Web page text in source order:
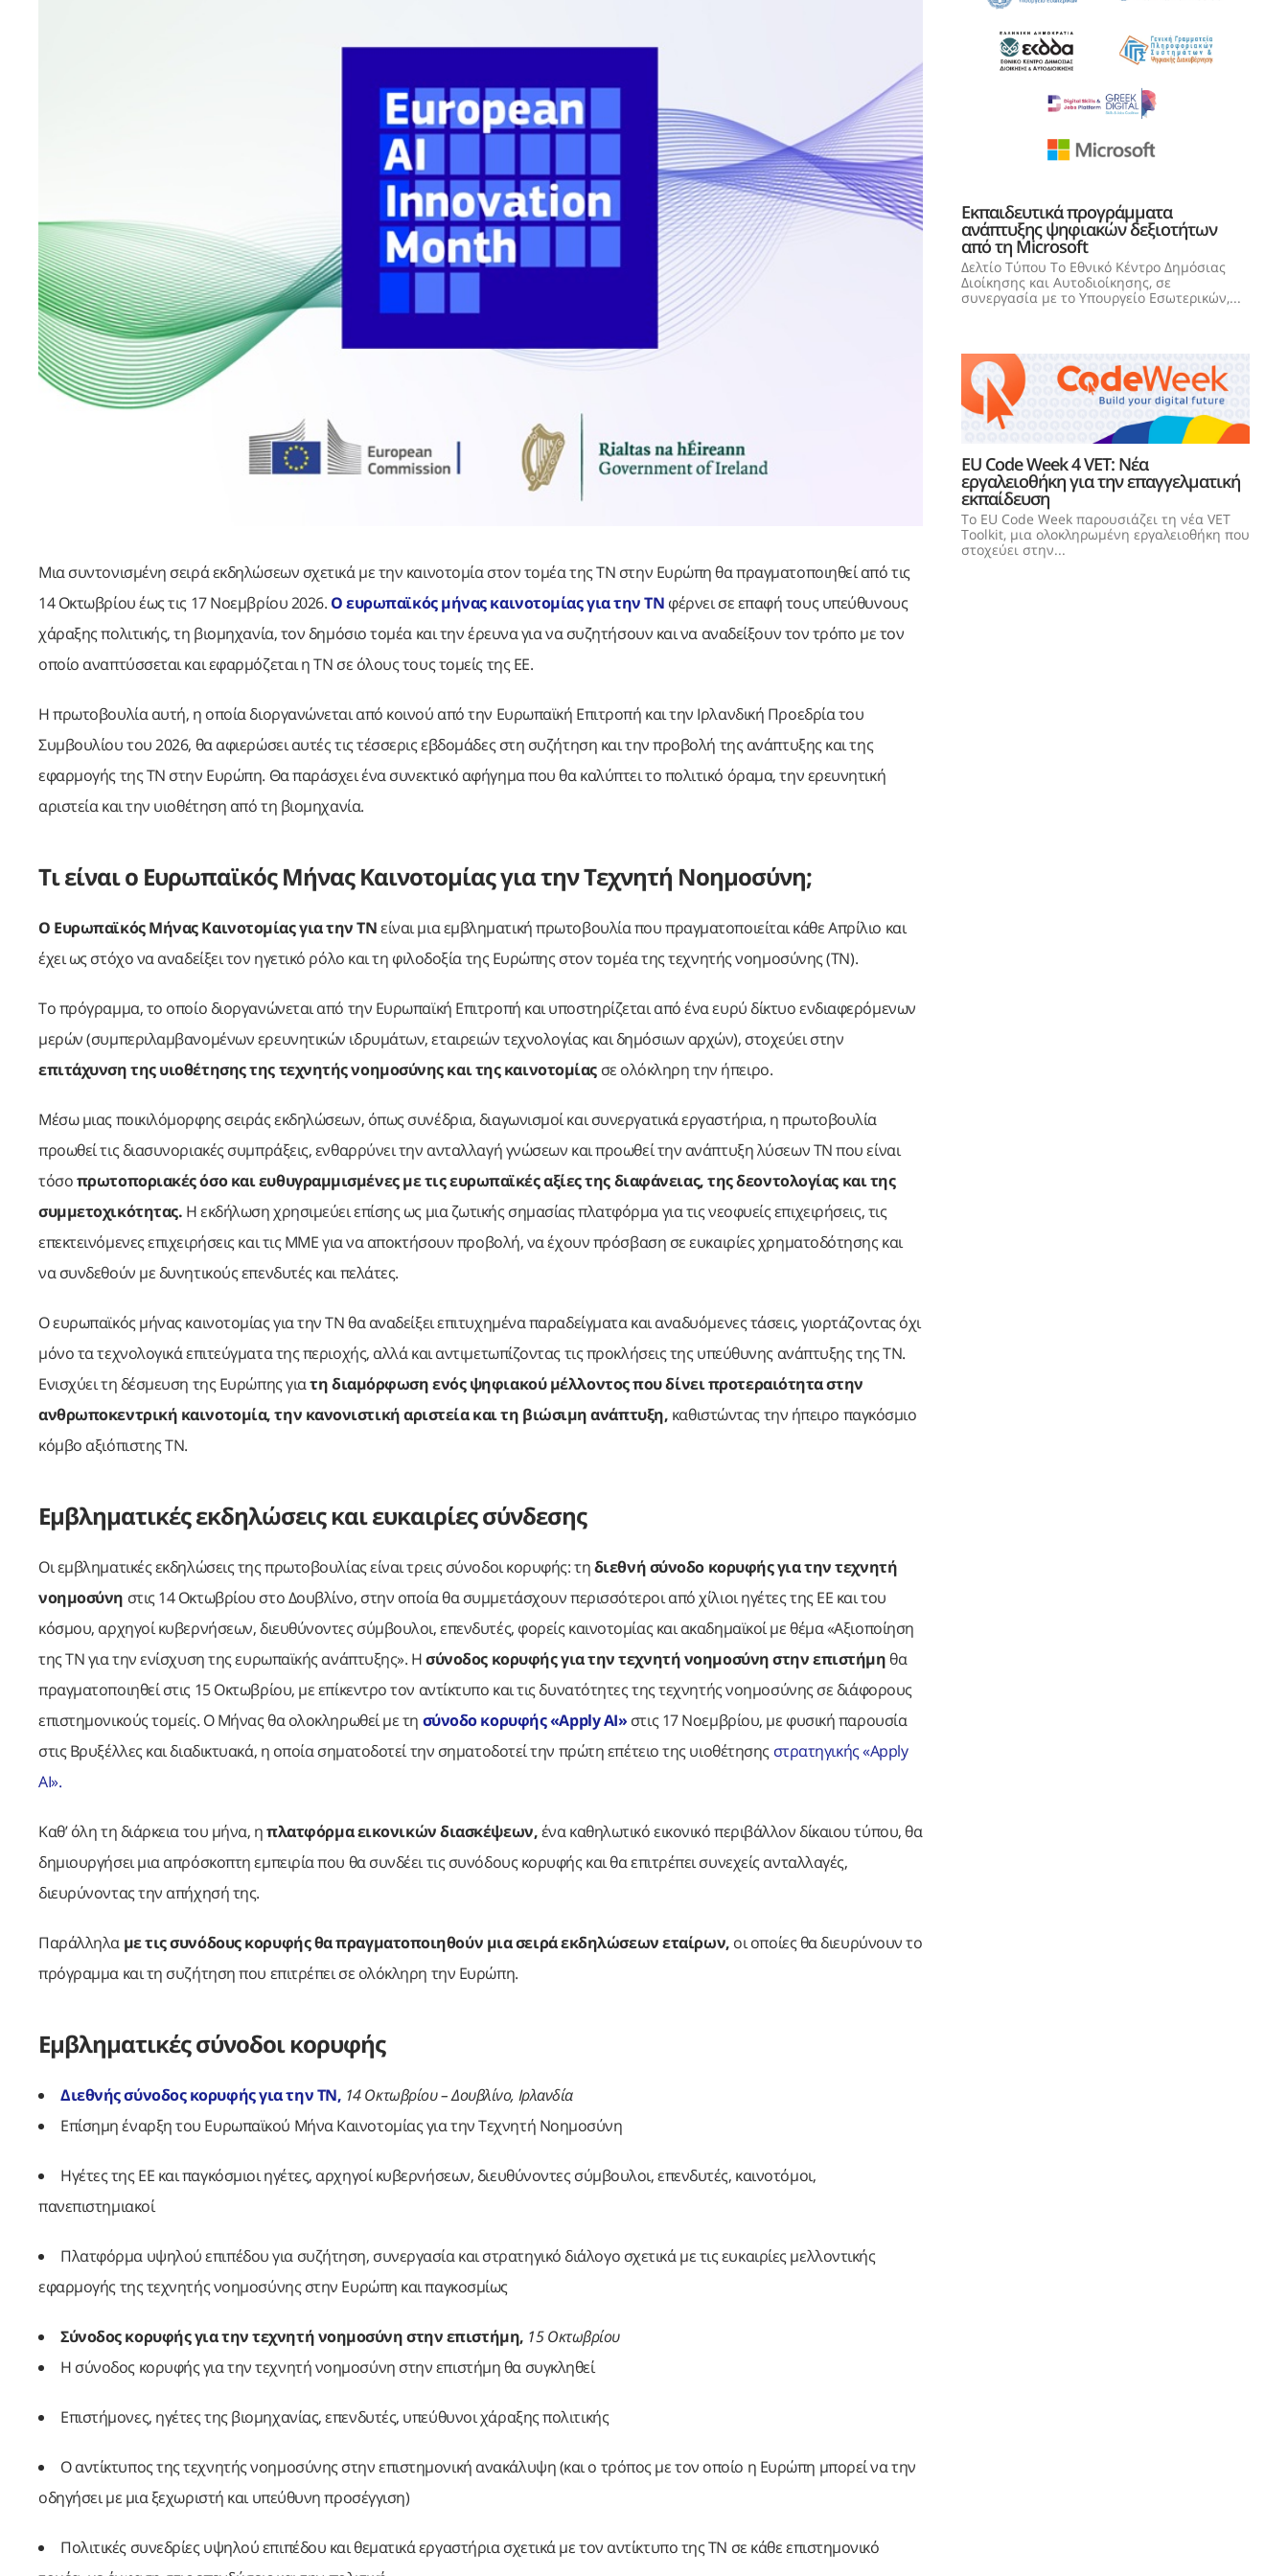
Μια συντονισμένη σειρά εκδηλώσεων σχετικά με την καινοτομία στον τομέα της ΤΝ στην Ευρώπη θα πραγματοποιηθεί από τις
14 Οκτωβρίου έως τις 17 Νοεμβρίου 2026. Ο ευρωπαϊκός μήνας καινοτομίας για την ΤΝ φέρνει σε επαφή τους υπεύθυνους
χάραξης πολιτικής, τη βιομηχανία, τον δημόσιο τομέα και την έρευνα για να συζητήσουν και να αναδείξουν τον τρόπο με τον
οποίο αναπτύσσεται και εφαρμόζεται η ΤΝ σε όλους τους τομείς της ΕΕ.
Η πρωτοβουλία αυτή, η οποία διοργανώνεται από κοινού από την Ευρωπαϊκή Επιτροπή και την Ιρλανδική Προεδρία του
Συμβουλίου του 2026, θα αφιερώσει αυτές τις τέσσερις εβδομάδες στη συζήτηση και την προβολή της ανάπτυξης και της
εφαρμογής της ΤΝ στην Ευρώπη. Θα παράσχει ένα συνεκτικό αφήγημα που θα καλύπτει το πολιτικό όραμα, την ερευνητική
αριστεία και την υιοθέτηση από τη βιομηχανία.
Τι είναι ο Ευρωπαϊκός Μήνας Καινοτομίας για την Τεχνητή Νοημοσύνη;
Ο Ευρωπαϊκός Μήνας Καινοτομίας για την ΤΝείναι μια εμβληματική πρωτοβουλία που πραγματοποιείται κάθε Απρίλιο και
έχει ως στόχο να αναδείξει τον ηγετικό ρόλο και τη φιλοδοξία της Ευρώπης στον τομέα της τεχνητής νοημοσύνης (ΤΝ).
Το πρόγραμμα, το οποίο διοργανώνεται από την Ευρωπαϊκή Επιτροπή και υποστηρίζεται από ένα ευρύ δίκτυο ενδιαφερόμενων
μερών (συμπεριλαμβανομένων ερευνητικών ιδρυμάτων, εταιρειών τεχνολογίας και δημόσιων αρχών), στοχεύει στην
επιτάχυνση της υιοθέτησης της τεχνητής νοημοσύνης και της καινοτομίαςσε ολόκληρη την ήπειρο.
Μέσω μιας ποικιλόμορφης σειράς εκδηλώσεων, όπως συνέδρια, διαγωνισμοί και συνεργατικά εργαστήρια, η πρωτοβουλία
προωθεί τις διασυνοριακές συμπράξεις, ενθαρρύνει την ανταλλαγή γνώσεων και προωθεί την ανάπτυξη λύσεων ΤΝ που είναι
τόσοπρωτοποριακές όσο και ευθυγραμμισμένες με τις ευρωπαϊκές αξίες της διαφάνειας, της δεοντολογίας και της
συμμετοχικότητας. Η εκδήλωση χρησιμεύει επίσης ως μια ζωτικής σημασίας πλατφόρμα για τις νεοφυείς επιχειρήσεις, τις
επεκτεινόμενες επιχειρήσεις και τις ΜΜΕ για να αποκτήσουν προβολή, να έχουν πρόσβαση σε ευκαιρίες χρηματοδότησης και
να συνδεθούν με δυνητικούς επενδυτές και πελάτες.
Ο ευρωπαϊκός μήνας καινοτομίας για την ΤΝ θα αναδείξει επιτυχημένα παραδείγματα και αναδυόμενες τάσεις, γιορτάζοντας όχι
μόνο τα τεχνολογικά επιτεύγματα της περιοχής, αλλά και αντιμετωπίζοντας τις προκλήσεις της υπεύθυνης ανάπτυξης της ΤΝ.
Ενισχύει τη δέσμευση της Ευρώπης γιατη διαμόρφωση ενός ψηφιακού μέλλοντος που δίνει προτεραιότητα στην
ανθρωποκεντρική καινοτομία, την κανονιστική αριστεία και τη βιώσιμη ανάπτυξη, καθιστώντας την ήπειρο παγκόσμιο
κόμβο αξιόπιστης ΤΝ.
Εμβληματικές εκδηλώσεις και ευκαιρίες σύνδεσης
Οι εμβληματικές εκδηλώσεις της πρωτοβουλίας είναι τρεις σύνοδοι κορυφής: τηδιεθνή σύνοδο κορυφής για την τεχνητή
νοημοσύνη στις 14 Οκτωβρίου στο Δουβλίνο, στην οποία θα συμμετάσχουν περισσότεροι από χίλιοι ηγέτες της ΕΕ και του
κόσμου, αρχηγοί κυβερνήσεων, διευθύνοντες σύμβουλοι, επενδυτές, φορείς καινοτομίας και ακαδημαϊκοί με θέμα «Αξιοποίηση
της ΤΝ για την ενίσχυση της ευρωπαϊκής ανάπτυξης». Ησύνοδος κορυφής για την τεχνητή νοημοσύνη στην επιστήμη θα
πραγματοποιηθεί στις 15 Οκτωβρίου, με επίκεντρο τον αντίκτυπο και τις δυνατότητες της τεχνητής νοημοσύνης σε διάφορους
επιστημονικούς τομείς. Ο Μήνας θα ολοκληρωθεί με τη σύνοδο κορυφής «Apply AI» στις 17 Νοεμβρίου, με φυσική παρουσία
στις Βρυξέλλες και διαδικτυακά, η οποία σηματοδοτεί την σηματοδοτεί την πρώτη επέτειο της υιοθέτησης στρατηγικής «Apply
AI».
Καθ’ όλη τη διάρκεια του μήνα, ηπλατφόρμα εικονικών διασκέψεων,ένα καθηλωτικό εικονικό περιβάλλον δίκαιου τύπου, θα
δημιουργήσει μια απρόσκοπτη εμπειρία που θα συνδέει τις συνόδους κορυφής και θα επιτρέπει συνεχείς ανταλλαγές,
διευρύνοντας την απήχησή της.
Παράλληλα με τις συνόδους κορυφής θα πραγματοποιηθούν μια σειρά εκδηλώσεων εταίρων, οι οποίες θα διευρύνουν το
πρόγραμμα και τη συζήτηση που επιτρέπει σε ολόκληρη την Ευρώπη.
Εμβληματικές σύνοδοι κορυφής
Διεθνής σύνοδος κορυφής για την ΤΝ, 14 Οκτωβρίου – Δουβλίνο, Ιρλανδία
Επίσημη έναρξη του Ευρωπαϊκού Μήνα Καινοτομίας για την Τεχνητή Νοημοσύνη
Ηγέτες της ΕΕ και παγκόσμιοι ηγέτες, αρχηγοί κυβερνήσεων, διευθύνοντες σύμβουλοι, επενδυτές, καινοτόμοι,
πανεπιστημιακοί
Πλατφόρμα υψηλού επιπέδου για συζήτηση, συνεργασία και στρατηγικό διάλογο σχετικά με τις ευκαιρίες μελλοντικής
εφαρμογής της τεχνητής νοημοσύνης στην Ευρώπη και παγκοσμίως
Σύνοδος κορυφής για την τεχνητή νοημοσύνη στην επιστήμη, 15 Οκτωβρίου
Η σύνοδος κορυφής για την τεχνητή νοημοσύνη στην επιστήμη θα συγκληθεί
Επιστήμονες, ηγέτες της βιομηχανίας, επενδυτές, υπεύθυνοι χάραξης πολιτικής
Ο αντίκτυπος της τεχνητής νοημοσύνης στην επιστημονική ανακάλυψη (και ο τρόπος με τον οποίο η Ευρώπη μπορεί να την
οδηγήσει με μια ξεχωριστή και υπεύθυνη προσέγγιση)
Πολιτικές συνεδρίες υψηλού επιπέδου και θεματικά εργαστήρια σχετικά με τον αντίκτυπο της ΤΝ σε κάθε επιστημονικό
Εκπαιδευτικά προγράμματα
ανάπτυξης ψηφιακών δεξιοτήτων
από τη Microsoft
Δελτίο Τύπου Το Εθνικό Κέντρο Δημόσιας
Διοίκησης και Αυτοδιοίκησης, σε
συνεργασία με το Υπουργείο Εσωτερικών,...
EU Code Week 4 VET: Νέα
εργαλειοθήκη για την επαγγελματική
εκπαίδευση
Το EU Code Week παρουσιάζει τη νέα VET
Toolkit, μια ολοκληρωμένη εργαλειοθήκη που
στοχεύει στην...